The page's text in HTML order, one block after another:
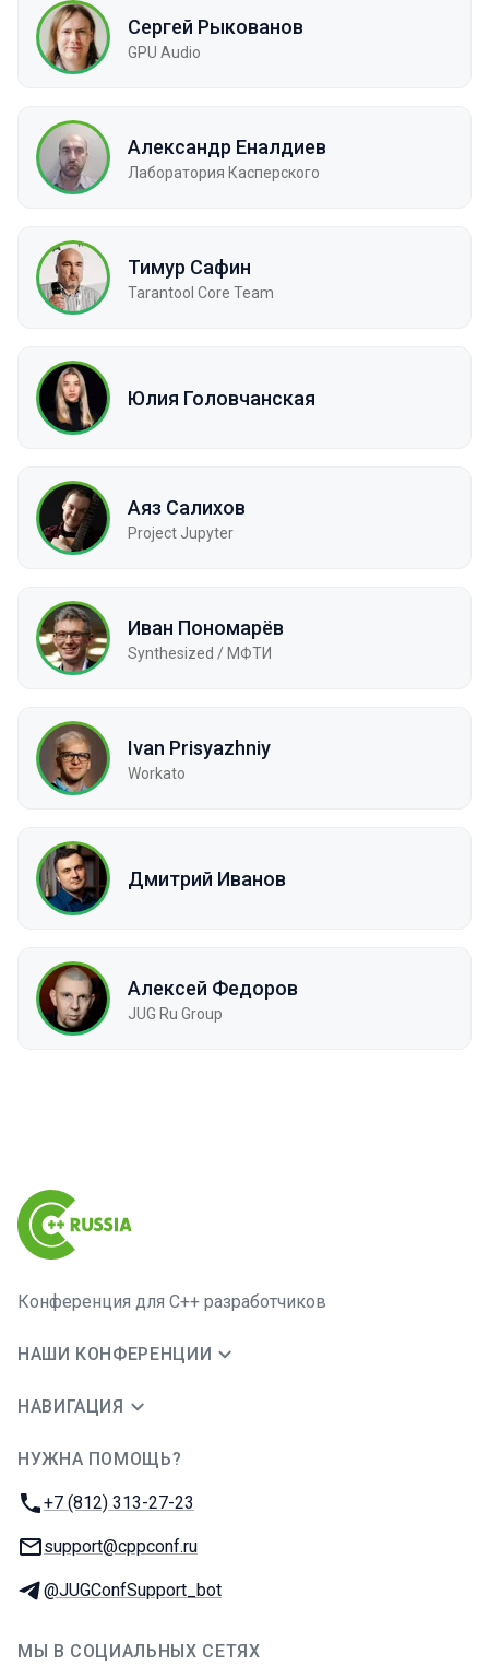
Сергей Рыкованов
GPU Audio
Александр Еналдиев
Лаборатория Касперского
Тимур Сафин
Tarantool Core Team
Юлия Головчанская
Аяз Салихов
Project Jupyter
Иван Пономарёв
Synthesized / МФТИ
Ivan Prisyazhniy
Workato
Дмитрий Иванов
Алексей Федоров
JUG Ru Group
Конференция для C++ разработчиков
НАШИ КОНФЕРЕНЦИИ
НАВИГАЦИЯ
НУЖНА ПОМОЩЬ?
Телефон:
+7 (812) 313-27-23
E-mail:
support@cppconf.ru
Телеграм:
@JUGConfSupport_bot
МЫ В СОЦИАЛЬНЫХ СЕТЯХ